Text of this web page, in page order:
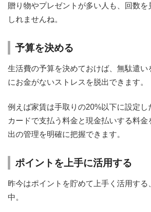
贈り物やプレゼントが多い人も、回数を
しれませんね。
予算を決める
生活費の予算を決めておけば、無駄遣い
にお金がないストレスを脱出できます。
例えば家賃は手取りの20%以下に設定し
カードで支払う料金と現金払いする料金
出の管理を明確に把握できます。
ポイントを上手に活用する
昨今はポイントを貯めて上手く活用する
中。